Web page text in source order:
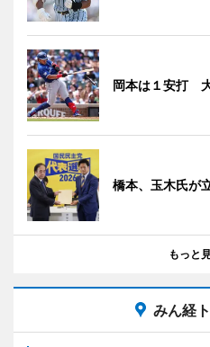
岡本は１安打
橋本、玉木氏が
もっと
みん経